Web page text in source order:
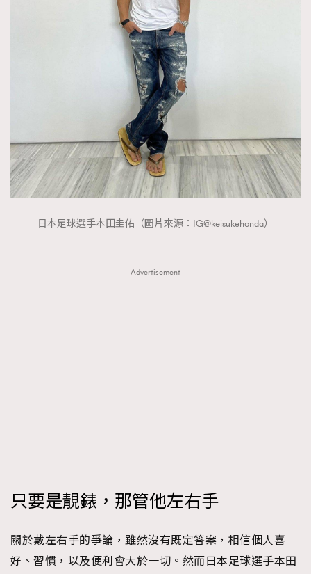
日本足球選手本田圭佑（圖片來源：IG@keisukehonda）
Advertisement
只要是靚錶，那管他左右手
關於戴左右手的爭論，雖然沒有既定答案，相信個人喜
好、習慣，以及便利會大於一切。然而日本足球選手本田